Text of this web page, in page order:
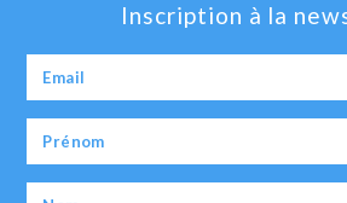
Inscription à la